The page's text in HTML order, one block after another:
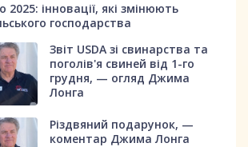
2025: інновації, які змінюють
господарства
Звіт USDA зі свинарства та
поголів'я свиней від 1-го
грудня, — огляд Джима
Лонга
Різдвяний подарунок, —
коментар Джима Лонга